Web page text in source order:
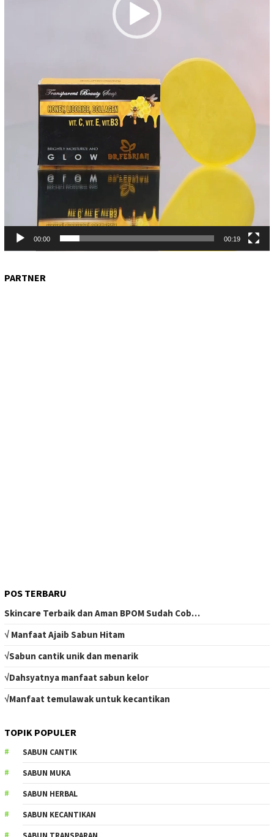
00:00 00:19
PARTNER
POS TERBARU
Skincare Terbaik dan Aman BPOM Sudah Cob…
√ Manfaat Ajaib Sabun Hitam
√Sabun cantik unik dan menarik
√Dahsyatnya manfaat sabun kelor
√Manfaat temulawak untuk kecantikan
TOPIK POPULER
SABUN CANTIK
SABUN MUKA
SABUN HERBAL
SABUN KECANTIKAN